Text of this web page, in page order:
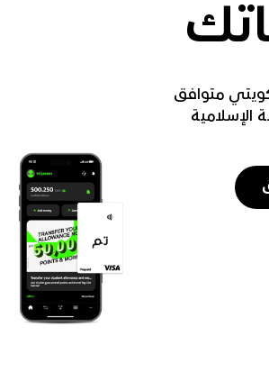
متوافق
الإسلامية